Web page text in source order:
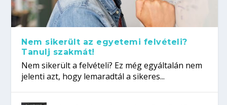
Nem sikerült az egyetemi felvételi?
Tanulj szakmát!
Nem sikerült a felvételi? Ez még egyáltalán nem
jelenti azt, hogy lemaradtál a sikeres...